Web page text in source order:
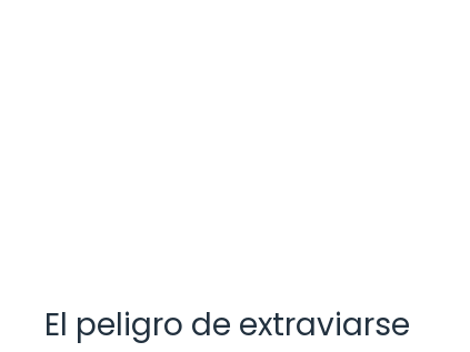
El peligro de extraviarse